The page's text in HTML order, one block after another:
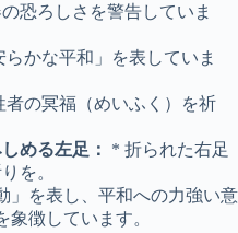
恐ろしさを警告していま
らかな平和」を表していま
者の冥福（めいふく）を祈
める左足：
* 折られた右足
を。
」を表し、平和への力強い意
徴しています。